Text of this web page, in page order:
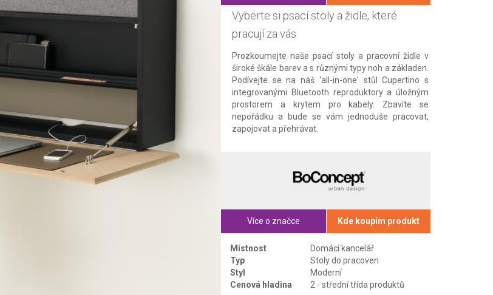
Vyberte si psací stoly a židle, které
pracují za vás
Prozkoumejte naše psací stoly a pracovní židle v
široké škále barev a s různými typy noh a základen.
Podívejte se na náš 'all-in-one' stůl Cupertino s
integrovanými Bluetooth reproduktory a úložným
prostorem a krytem pro kabely. Zbavíte se
nepořádku a bude se vám jednoduše pracovat,
zapojovat a přehrávat.
Více o značce Kde koupím produkt
Místnost
Domácí kancelář
Typ
Stoly do pracoven
Styl
Moderní
Cenová hladina
2 - střední třída produktů